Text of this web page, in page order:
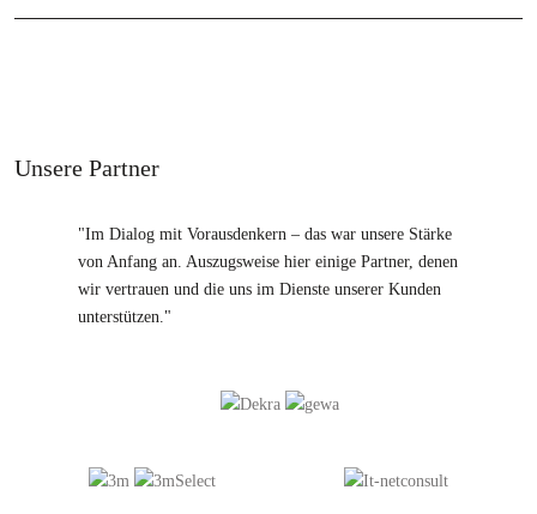
Unsere Partner
"Im Dialog mit Vorausdenkern – das war unsere Stärke
von Anfang an. Auszugsweise hier einige Partner, denen
wir vertrauen und die uns im Dienste unserer Kunden
unterstützen."